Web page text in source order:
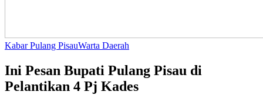
Kabar Pulang PisauWarta Daerah
Ini Pesan Bupati Pulang Pisau di
Pelantikan 4 Pj Kades